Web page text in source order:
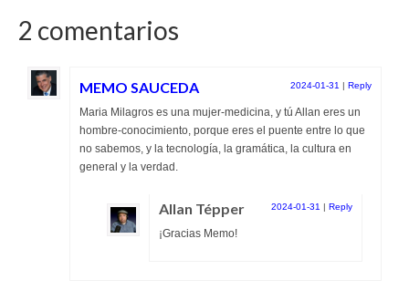
2 comentarios
MEMO SAUCEDA 2024-01-31 | Reply
Maria Milagros es una mujer-medicina, y tú Allan eres un
hombre-conocimiento, porque eres el puente entre lo que
no sabemos, y la tecnología, la gramática, la cultura en
general y la verdad.
Allan Tépper 2024-01-31 | Reply
¡Gracias Memo!